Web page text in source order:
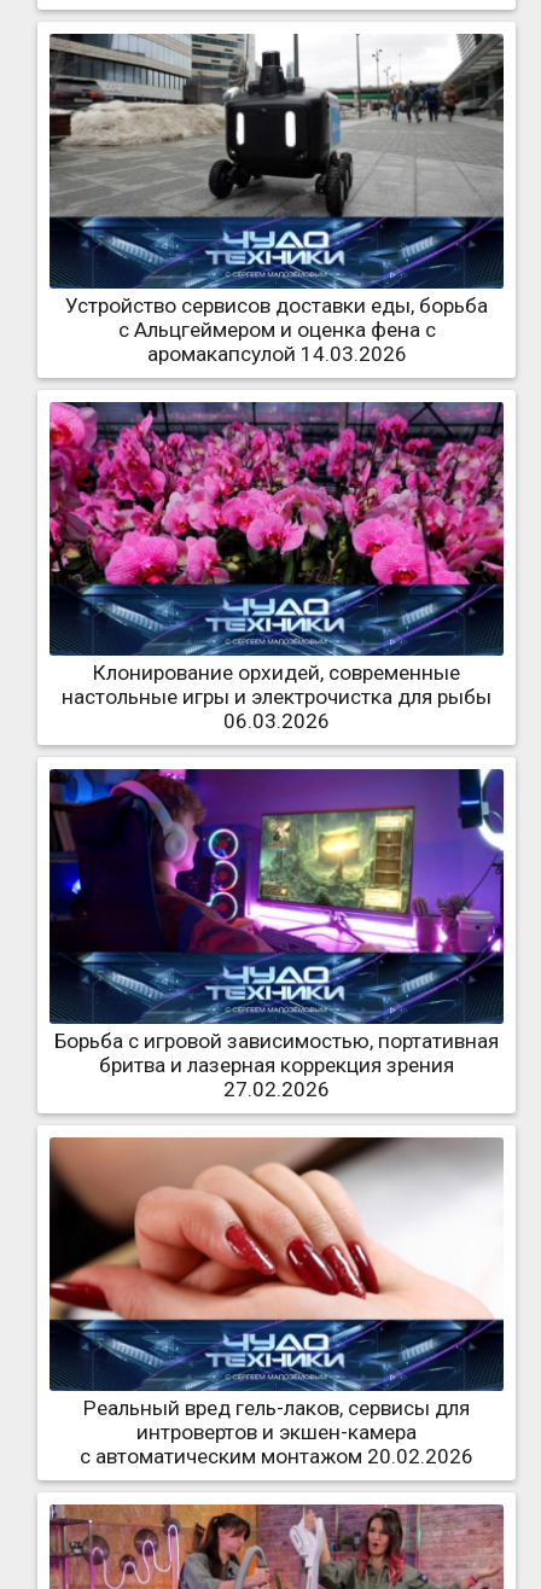
Устройство сервисов доставки еды, борьба
с Альцгеймером и оценка фена с
аромакапсулой 14.03.2026
Клонирование орхидей, современные
настольные игры и электрочистка для рыбы
06.03.2026
Борьба с игровой зависимостью, портативная
бритва и лазерная коррекция зрения
27.02.2026
Реальный вред гель-лаков, сервисы для
интровертов и экшен-камера
с автоматическим монтажом 20.02.2026